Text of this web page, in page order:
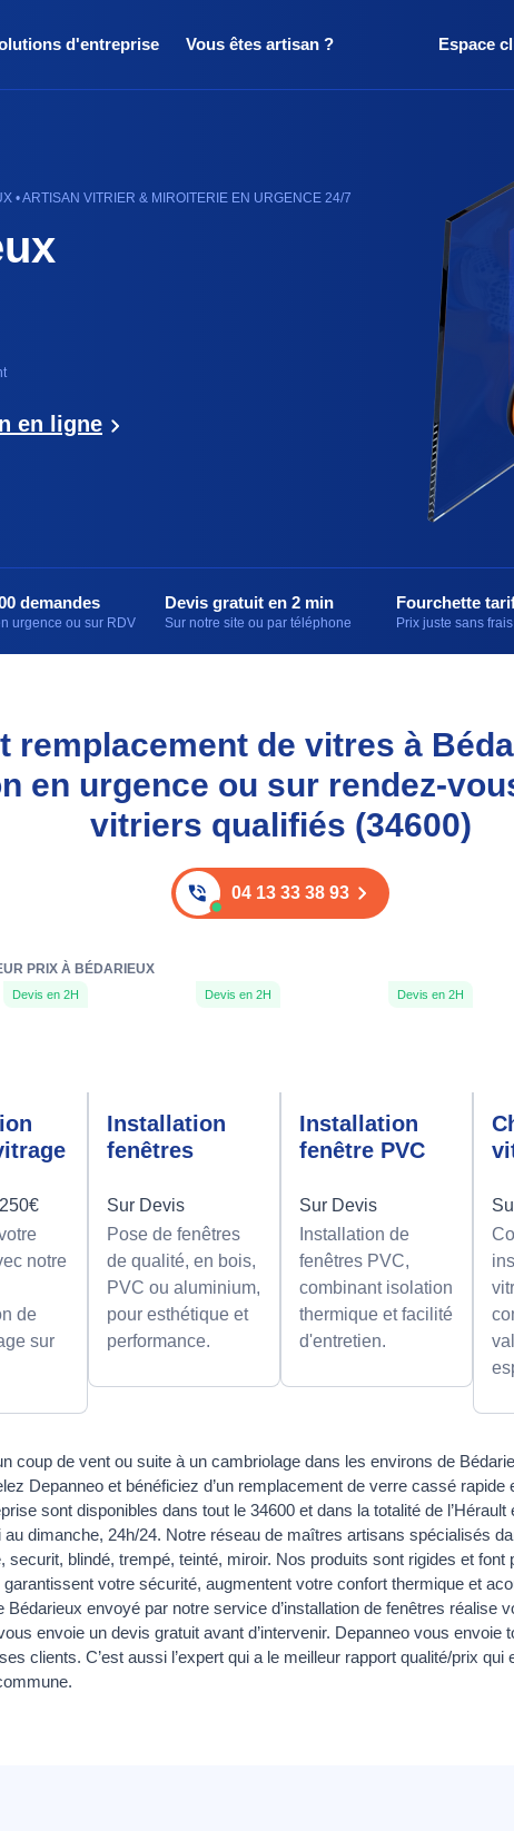
d'entreprise Vous êtes artisan ? Espace
• ARTISAN VITRIER & MIROITERIE EN URGENCE 24/7
en ligne
demandes
urgence ou sur RDV
Devis gratuit en 2 min
Sur notre site ou par téléphone
Fourchette
Prix juste sans
remplacement de vitres à
en urgence ou sur rendez-
vitriers qualifiés (34600)
04 13 33 38 93
PRIX À BÉDARIEUX
Devis en 2H
notre
de
sur
Devis en 2H
Installation
fenêtres
Sur Devis
Pose de fenêtres
de qualité, en bois,
PVC ou aluminium,
pour esthétique et
performance.
Devis en 2H
Installation
fenêtre PVC
Sur Devis
Installation de
fenêtres PVC,
combinant isolation
thermique et facilité
d'entretien.
coup de vent ou suite à un cambriolage dans les environs de
Depanneo et bénéficiez d’un remplacement de verre cassé rapide
sont disponibles dans tout le 34600 et dans la totalité de
au dimanche, 24h/24. Notre réseau de maîtres artisans spécialisés
securit, blindé, trempé, teinté, miroir. Nos produits sont rigides et font
votre sécurité, augmentent votre confort thermique et
Bédarieux envoyé par notre service d’installation de fenêtres réalise
envoie un devis gratuit avant d’intervenir. Depanneo vous envoie
clients. C’est aussi l’expert qui a le meilleur rapport qualité/prix